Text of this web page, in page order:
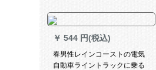
￥ 544 円(税込)
春男性レインコーストの電気
自動車ライントラックに乗る